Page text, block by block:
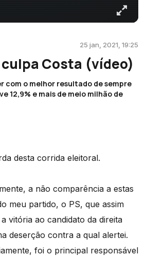
25 jan, 2021, 19:25
culpa Costa (vídeo)
com o melhor resultado de sempre
12,9% e mais de meio milhão de
desta corrida eleitoral.
a não comparência a estas
meu partido, o PS, que assim
vitória ao candidato da direita
deserção contra a qual alertei.
foi o principal responsável